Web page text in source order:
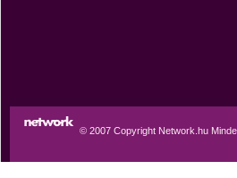
© 2007 Copyright Network.hu